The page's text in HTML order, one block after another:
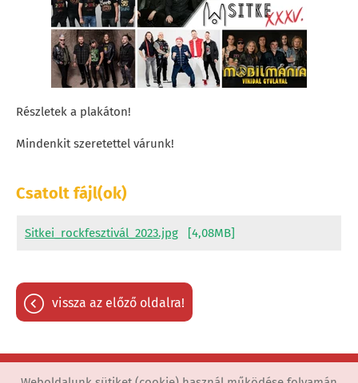
Részletek a plakáton!
Mindenkit szeretettel várunk!
Csatolt fájl(ok)
Sitkei_rockfesztivál_2023.jpg [4,08MB]
vissza az előző oldalra!